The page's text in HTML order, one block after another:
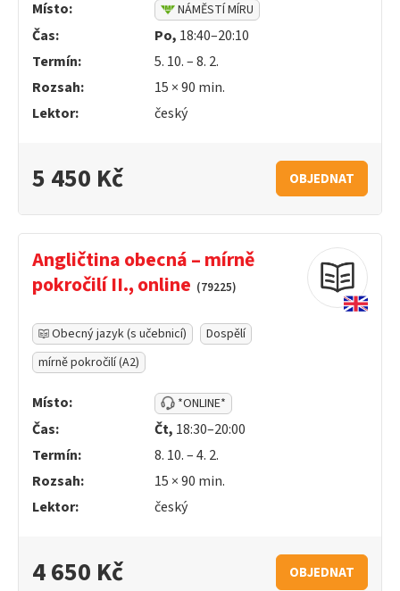
Místo: NÁMĚSTÍ MÍRU
Čas: Po, 18:40–20:10
Termín:
5. 10. – 8. 2.
Rozsah:
15 ×90 min.
Lektor:
český
5 450 Kč OBJEDNAT
Angličtina obecná – mírně
pokročilí II., online (79225)
Obecný jazyk (s učebnicí)
Dospělí
mírně pokročilí (A2)
Místo: *ONLINE*
Čas: Čt, 18:30–20:00
Termín:
8. 10. – 4. 2.
Rozsah:
15 ×90 min.
Lektor:
český
4 650 Kč OBJEDNAT